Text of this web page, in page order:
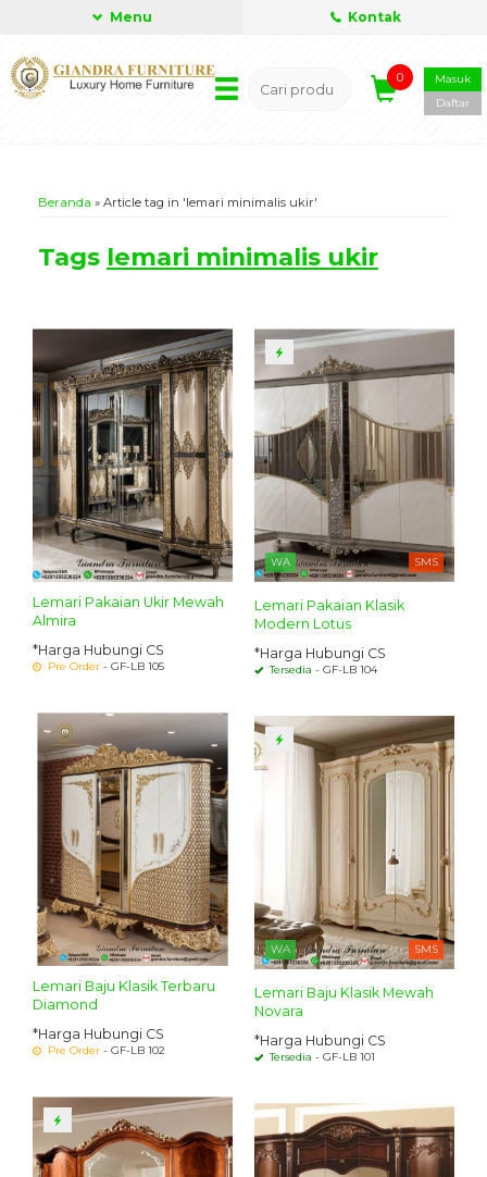
Menu Kontak
0
Masuk
Daftar
Beranda » Article tag in 'lemari minimalis ukir'
Tags lemari minimalis ukir
Lemari Pakaian Ukir Mewah
Almira
*Harga Hubungi CS
Pre Order - GF-LB 105
WA SMS
Lemari Pakaian Klasik
Modern Lotus
*Harga Hubungi CS
Tersedia - GF-LB 104
Lemari Baju Klasik Terbaru
Diamond
*Harga Hubungi CS
Pre Order - GF-LB 102
WA SMS
Lemari Baju Klasik Mewah
Novara
*Harga Hubungi CS
Tersedia - GF-LB 101